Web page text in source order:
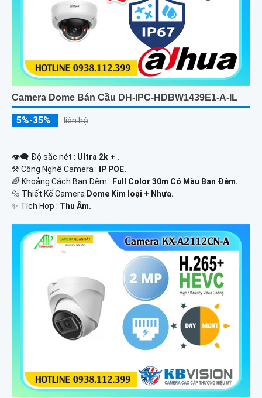
Camera Dome Bán Cầu DH-IPC-HDBW1439E1-A-IL
5%-35% liên hệ
👁️‍🗨 Độ sắc nét : Ultra 2k + .
⚒ Công Nghệ Camera :
IP POE.
🌈 Khoảng Cách Ban Đêm : Full Color 30m Có Màu Ban Ðêm.
🔩 Thiết Kế Camera Dome Kim loại + Nhựa.
️✨ Tích Hợp : Thu Âm.